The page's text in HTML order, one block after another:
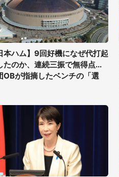
本ハム】9回好機になぜ代打起
たのか、連続三振で無得点...
OBが指摘したベンチの「選